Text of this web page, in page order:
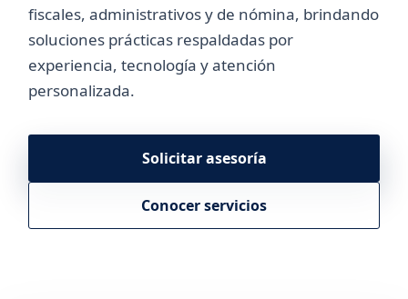
fiscales, administrativos y de nómina, brindando
soluciones prácticas respaldadas por
experiencia, tecnología y atención
personalizada.
Solicitar asesoría
Conocer servicios